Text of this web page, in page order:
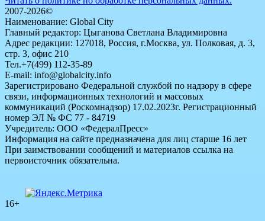
2007-2026©
Наименование: Global City
Главный редактор: Цыганова Светлана Владимировна
Адрес редакции: 127018, Россия, г.Москва, ул. Полковая, д. 3,
стр. 3, офис 210
Тел.+7(499) 112-35-89
E-mail: info@globalcity.info
Зарегистрировано Федеральной службой по надзору в сфере
связи, информационных технологий и массовых
коммуникаций (Роскомнадзор) 17.02.2023г. Регистрационный
номер ЭЛ № ФС 77 - 84719
Учредитель: ООО «ФедералПресс»
Информация на сайте предназначена для лиц старше 16 лет
При заимствовании сообщений и материалов ссылка на
первоисточник обязательна.
16+